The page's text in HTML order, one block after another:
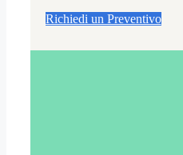
Richiedi un Preventivo